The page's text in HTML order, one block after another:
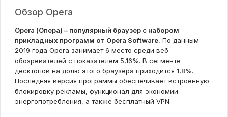
Обзор Opera
Opera (Опера) – популярный браузер с набором
прикладных программ от Opera Software. По данным
2019 года Opera занимает 6 место среди веб-
обозревателей с показателем 5,16%. В сегменте
десктопов на долю этого браузера приходится 1,8%.
Последняя версия программы обеспечивает встроенную
блокировку рекламы, функционал для экономии
энергопотребления, а также бесплатный VPN.